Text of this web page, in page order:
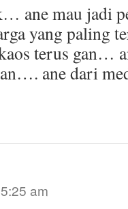
ane mau jadi
yang paling
terus gan…
ane dari
am